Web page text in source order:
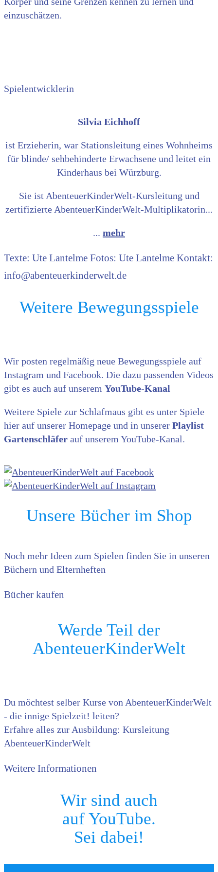
einzuschätzen.
Spielentwicklerin
Silvia Eichhoff
ist Erzieherin, war Stationsleitung eines Wohnheims
für blinde/ sehbehinderte Erwachsene und leitet ein
Kinderhaus bei Würzburg.
Sie ist AbenteuerKinderWelt-Kursleitung und
zertifizierte AbenteuerKinderWelt-Multiplikatorin...
... mehr
Texte: Ute Lantelme Fotos: Ute Lantelme Kontakt:
info@abenteuerkinderwelt.de
Weitere Bewegungsspiele
Wir posten regelmäßig neue Bewegungsspiele auf
Instagram und Facebook. Die dazu passenden Videos
gibt es auch auf unserem YouTube-Kanal
Weitere Spiele zur Schlafmaus gibt es unter Spiele
hier auf unserer Homepage und in unserer Playlist
Gartenschläfer auf unserem YouTube-Kanal.
Unsere Bücher im Shop
Noch mehr Ideen zum Spielen finden Sie in unseren
Büchern und Elternheften
Bücher kaufen
Werde Teil der
AbenteuerKinderWelt
Du möchtest selber Kurse von AbenteuerKinderWelt
- die innige Spielzeit! leiten?
Erfahre alles zur Ausbildung: Kursleitung
AbenteuerKinderWelt
Weitere Informationen
Wir sind auch
auf YouTube.
Sei dabei!